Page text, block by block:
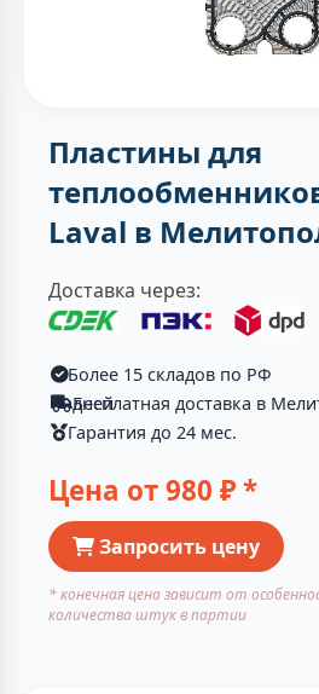
Пластины для
Laval в
Доставка через:
Более 15 складов по РФ
Бесплатная доставка в Мелитополь от 2-ух дней
Гарантия до 24 мес.
Цена от980 ₽ *
Запросить цену
* конечная цена зависит от
количества штук в партии